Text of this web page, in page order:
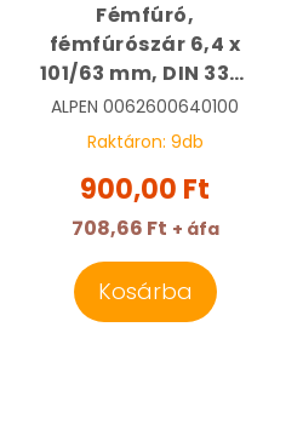
Fémfúró,
fémfúrószár 6,4 x
101/63 mm, DIN 338,
HSS, Sprint Master |
ALPEN
ALPEN 0062600640100
Raktáron: 9db
900,00 Ft
708,66 Ft + áfa
Kosárba